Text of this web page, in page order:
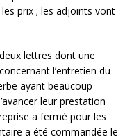
prix ; les adjoints vont
lettres dont une
l’entretien du
ayant beaucoup
leur prestation
a fermé pour les
a été commandée le